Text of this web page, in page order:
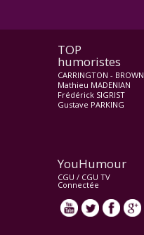
TOP
humoristes
CARRINGTON - BROWN
Mathieu MADENIAN
Frédérick SIGRIST
Gustave PARKING
YouHumour
CGU / CGU TV
Connectée